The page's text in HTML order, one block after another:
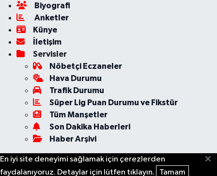
Biyografi
Anketler
Künye
İletişim
Servisler
Nöbetçi Eczaneler
Hava Durumu
Trafik Durumu
Süper Lig Puan Durumu ve Fikstür
Tüm Manşetler
Son Dakika Haberleri
Haber Arşivi
En iyi site deneyimi sağlamak için çerezlerden
faydalanıyoruz. Detaylar için lütfen tıklayın.
Tamam